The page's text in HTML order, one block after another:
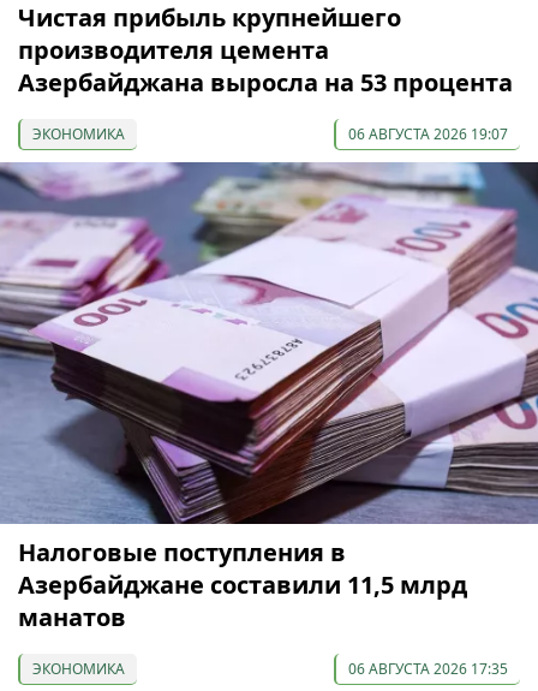
Чистая прибыль крупнейшего
производителя цемента
Азербайджана выросла на 53 процента
ЭКОНОМИКА 06 АВГУСТА 2026 19:07
Налоговые поступления в
Азербайджане составили 11,5 млрд
манатов
ЭКОНОМИКА 06 АВГУСТА 2026 17:35